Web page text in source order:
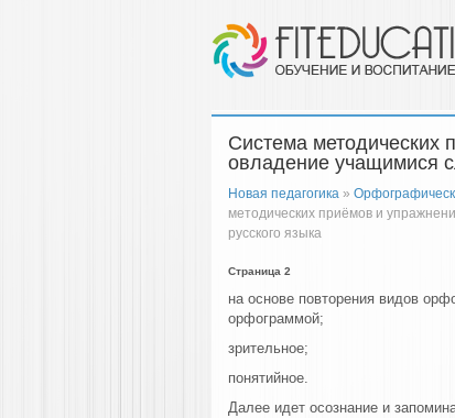
Система методических
овладение учащимися
Новая педагогика »
методических приёмов и
русского языка
Страница 2
на основе повторения видов
орфограммой;
зрительное;
понятийное.
Далее идет осознание и